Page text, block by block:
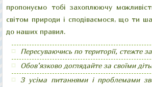
пропонуємо тобі захоплюючу
світом природи і сподіваємося, що ти
до наших правил.
Пересуваючись по території, стежте
Обов’язково доглядайте за своїми
З усіма питаннями і проблемами